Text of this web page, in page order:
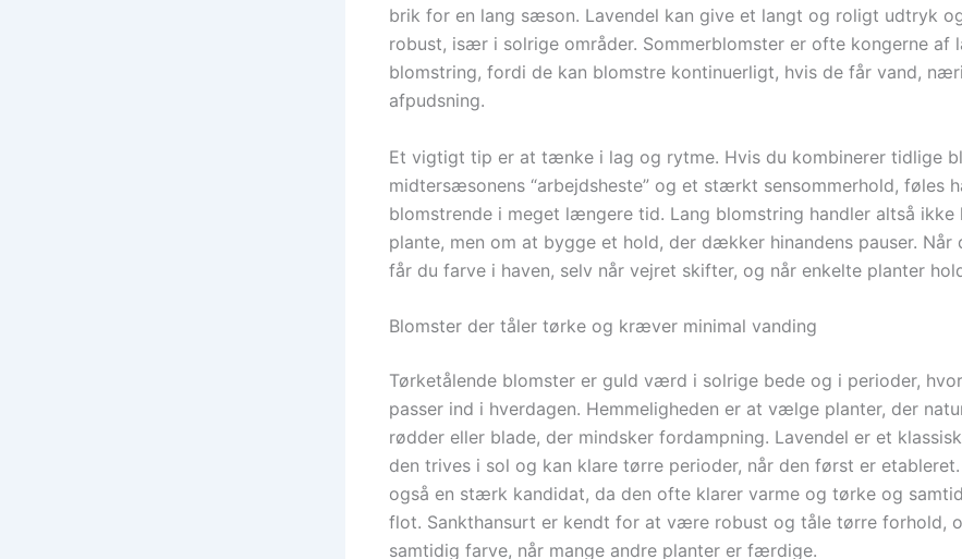
brik for en lang sæson. Lavendel kan give et langt og roligt udtryk
robust, især i solrige områder. Sommerblomster er ofte kongerne af
blomstring, fordi de kan blomstre kontinuerligt, hvis de får vand,
afpudsning.
Et vigtigt tip er at tænke i lag og rytme. Hvis du kombinerer tidlige
midtersæsonens “arbejdsheste” og et stærkt sensommerhold, føles
blomstrende i meget længere tid. Lang blomstring handler altså ikke
plante, men om at bygge et hold, der dækker hinandens pauser. Når
får du farve i haven, selv når vejret skifter, og når enkelte planter
Blomster der tåler tørke og kræver minimal vanding
Tørketålende blomster er guld værd i solrige bede og i perioder,
passer ind i hverdagen. Hemmeligheden er at vælge planter, der
rødder eller blade, der mindsker fordampning. Lavendel er et
den trives i sol og kan klare tørre perioder, når den først er
også en stærk kandidat, da den ofte klarer varme og tørke og
flot. Sankthansurt er kendt for at være robust og tåle tørre forhold,
samtidig farve, når mange andre planter er færdige.